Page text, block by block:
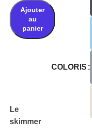
Ajouter
au
panier
Le
skimmer
COLORIS